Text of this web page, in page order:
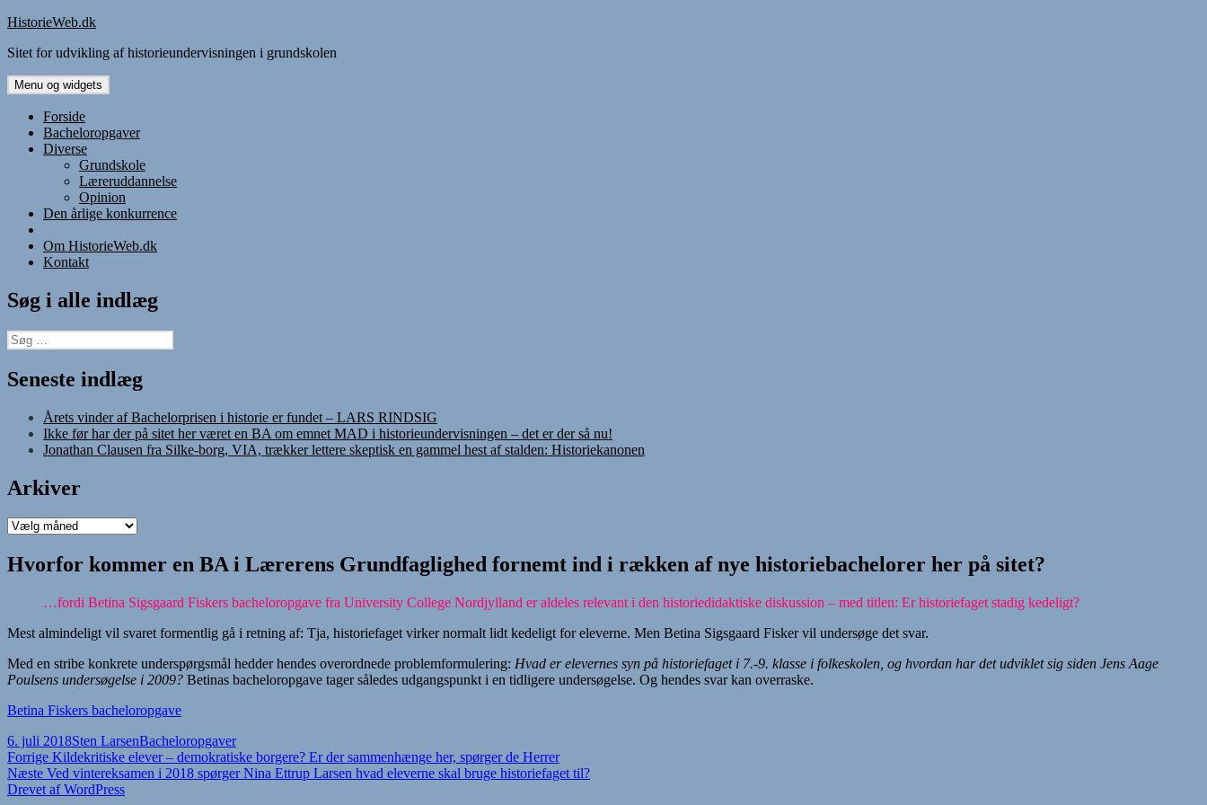
Hop
indhold
HistorieWeb.dk
Sitet for udvikling af historieundervisningen i grundskolen
Menu og widgets
Forside
Bacheloropgaver
Diverse
Grundskole
Læreruddannelse
Opinion
Den årlige konkurrence
Om HistorieWeb.dk
Kontakt
Søg i alle indlæg
Søg
efter:
Seneste indlæg
Årets vinder af Bachelorprisen i historie er fundet – LARS RINDSIG
Ikke før har der på sitet her været en BA om emnet MAD i historieundervisningen – det er der så nu!
Jonathan Clausen fra Silke-borg, VIA, trækker lettere skeptisk en gammel hest af stalden: Historiekanonen
Arkiver
Arkiver
Hvorfor kommer en BA i Lærerens Grundfaglighed fornemt ind i rækken af nye historiebachelorer her på sitet?
…fordi Betina Sigsgaard Fiskers bacheloropgave fra University College Nordjylland er aldeles relevant i den historiedidaktiske diskussion – med titlen: Er historiefaget stadig kedeligt?
Mest almindeligt vil svaret formentlig gå i retning af: Tja, historiefaget virker normalt lidt kedeligt for eleverne. Men Betina Sigsgaard Fisker vil undersøge det svar.
Med en stribe konkrete underspørgsmål hedder hendes overordnede problemformulering: Hvad er elevernes syn på historiefaget i 7.-9. klasse i folkeskolen, og hvordan har det udviklet sig siden Jens Aage
Poulsens undersøgelse i 2009? Betinas bacheloropgave tager således udgangspunkt i en tidligere undersøgelse. Og hendes svar kan overraske.
Betina Fiskers bacheloropgave
Udgivet
i
6. juli 2018Forfatter
Sten LarsenKategorier
Bacheloropgaver
Indlægsnavigation
Forrige Forrige
indlæg:
Kildekritiske elever – demokratiske borgere? Er der sammenhænge her, spørger de Herrer
Næste Næste
indlæg:
Ved vintereksamen i 2018 spørger Nina Ettrup Larsen hvad eleverne skal bruge historiefaget til?
Drevet af WordPress